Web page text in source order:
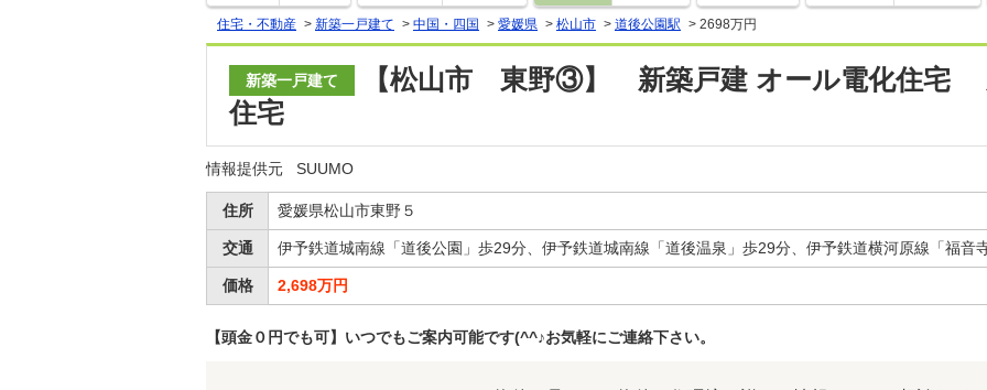
住宅・不動産 > 新築一戸建て > 中国・四国 > 愛媛県 > 松山市 > 道後公園駅 > 2698万円
新築一戸建て
【松山市 東野③】 新築戸建 オール電化住宅
住宅
情報提供元 SUUMO
住所 愛媛県松山市東野５
交通 伊予鉄道城南線「道後公園」歩29分、伊予鉄道城南線「道後温泉」歩29分、伊予鉄道横河原線「福音
価格 2,698万円
【頭金０円でも可】いつでもご案内可能です(^^♪お気軽にご連絡下さい。